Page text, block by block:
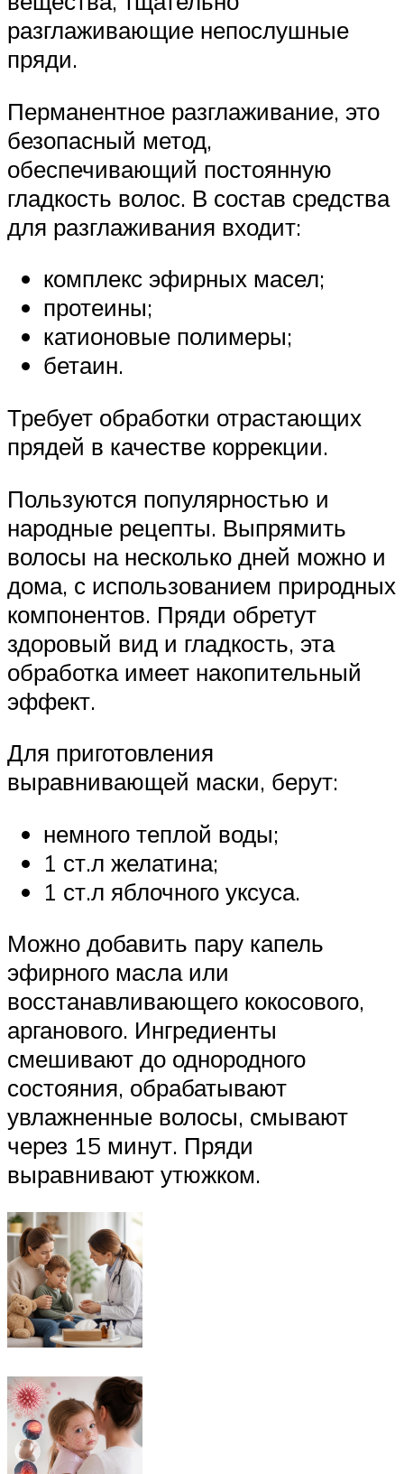
разглаживающие непослушные
пряди.
Перманентное разглаживание, это
безопасный метод,
обеспечивающий постоянную
гладкость волос. В состав средства
для разглаживания входит:
комплекс эфирных масел;
протеины;
катионовые полимеры;
бетаин.
Требует обработки отрастающих
прядей в качестве коррекции.
Пользуются популярностью и
народные рецепты. Выпрямить
волосы на несколько дней можно и
дома, с использованием природных
компонентов. Пряди обретут
здоровый вид и гладкость, эта
обработка имеет накопительный
эффект.
Для приготовления
выравнивающей маски, берут:
немного теплой воды;
1 ст.л желатина;
1 ст.л яблочного уксуса.
Можно добавить пару капель
эфирного масла или
восстанавливающего кокосового,
арганового. Ингредиенты
смешивают до однородного
состояния, обрабатывают
увлажненные волосы, смывают
через 15 минут. Пряди
выравнивают утюжком.